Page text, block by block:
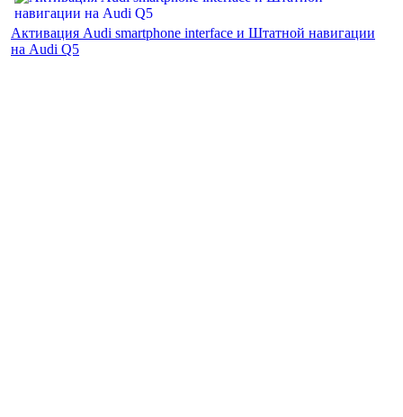
Активация Audi smartphone interface и Штатной навигации
на Audi Q5